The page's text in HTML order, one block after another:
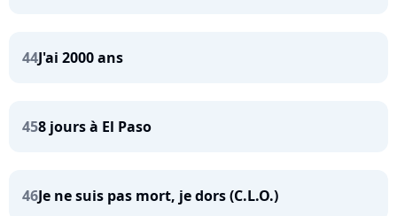
44J'ai 2000 ans
458 jours à El Paso
46Je ne suis pas mort, je dors (C.L.O.)